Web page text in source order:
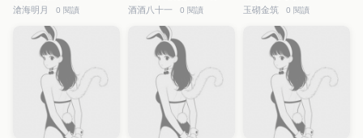
滄海明月 0 閱讀 酒酒八十一 0 閱讀 玉砌金筑 0 閱讀